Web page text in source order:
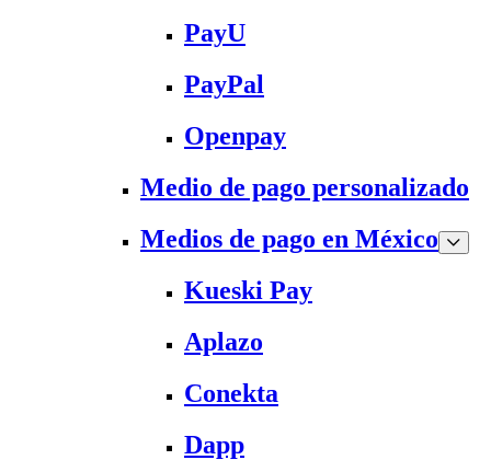
PayU
PayPal
Openpay
Medio de pago personalizado
Medios de pago en México
Kueski Pay
Aplazo
Conekta
Dapp